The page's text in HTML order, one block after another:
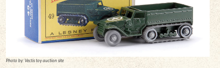
Photo by: Vectis toy auction site